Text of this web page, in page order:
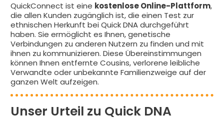
QuickConnect ist eine kostenlose Online-Plattform,
die allen Kunden zugänglich ist, die einen Test zur
ethnischen Herkunft bei Quick DNA durchgeführt
haben. Sie ermöglicht es Ihnen, genetische
Verbindungen zu anderen Nutzern zu finden und mit
ihnen zu kommunizieren. Diese Übereinstimmungen
können Ihnen entfernte Cousins, verlorene leibliche
Verwandte oder unbekannte Familienzweige auf der
ganzen Welt aufzeigen.
Unser Urteil zu Quick DNA